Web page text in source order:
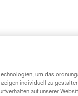
Person stets
zeigen wir
um das
individuell zu
auf unserer